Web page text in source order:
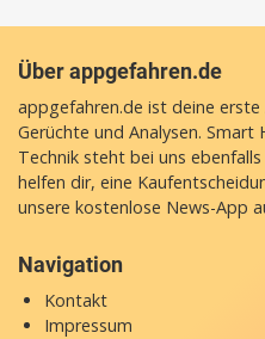
Über appgefahren.de
appgefahren.de ist deine
Gerüchte und Analysen.
Technik steht bei uns
helfen dir, eine
unsere kostenlose News-App
Navigation
Kontakt
Impressum